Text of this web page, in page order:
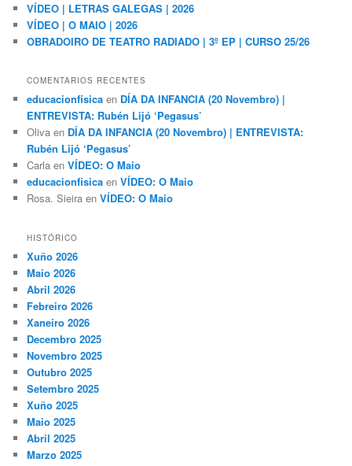
VÍDEO | LETRAS GALEGAS | 2026
VÍDEO | O MAIO | 2026
OBRADOIRO DE TEATRO RADIADO | 3º EP | CURSO 25/26
COMENTARIOS RECENTES
educacionfisica en DÍA DA INFANCIA (20 Novembro) |
ENTREVISTA: Rubén Lijó ‘Pegasus’
Oliva en DÍA DA INFANCIA (20 Novembro) | ENTREVISTA:
Rubén Lijó ‘Pegasus’
Carla enVÍDEO: O Maio
educacionfisica enVÍDEO: O Maio
Rosa. Sieira enVÍDEO: O Maio
HISTÓRICO
Xuño 2026
Maio 2026
Abril 2026
Febreiro 2026
Xaneiro 2026
Decembro 2025
Novembro 2025
Outubro 2025
Setembro 2025
Xuño 2025
Maio 2025
Abril 2025
Marzo 2025